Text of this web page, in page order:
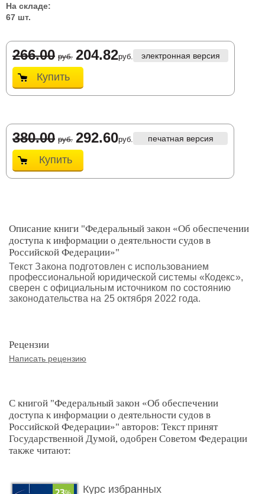
На складе:
67 шт.
266.00 руб. 204.82руб. электронная версия
Купить
380.00 руб. 292.60руб. печатная версия
Купить
Описание книги "Федеральный закон «Об обеспечении
доступа к информации о деятельности судов в
Российской Федерации»"
Текст Закона подготовлен с использованием
профессиональной юридической системы «Кодекс»,
сверен с официальным источником по состоянию
законодательства на 25 октября 2022 года.
Рецензии
Написать рецензию
С книгой "Федеральный закон «Об обеспечении
доступа к информации о деятельности судов в
Российской Федерации»" авторов: Текст принят
Государственной Думой, одобрен Советом Федерации
также читают:
Курс избранных